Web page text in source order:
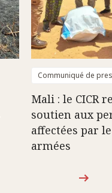
Communiqué de
Mali : le CICR
soutien aux
affectées par
armées